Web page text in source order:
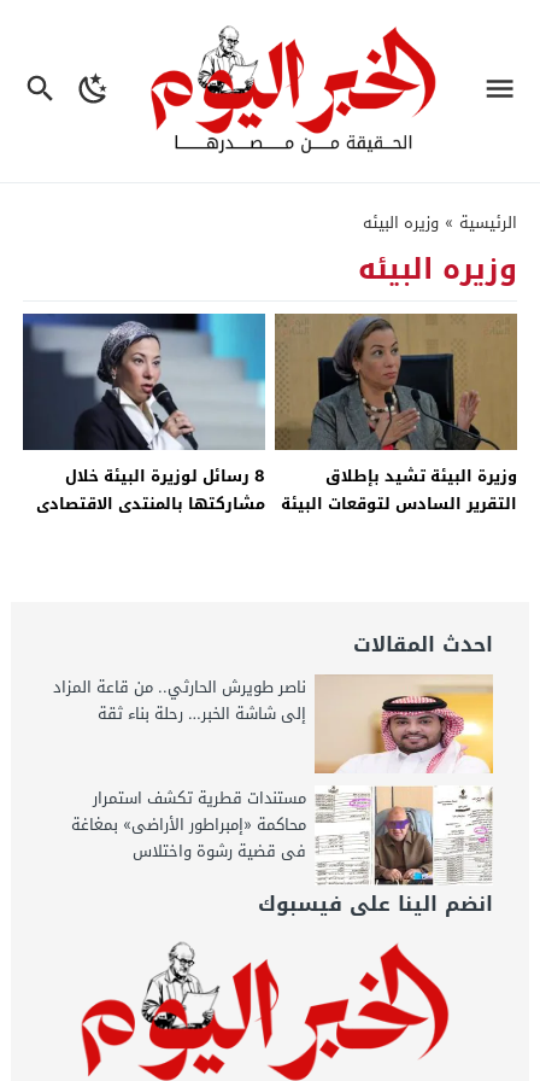
الرئيسية » وزيره البيئه
وزيره البيئه
وزيرة البيئة تشيد بإطلاق
التقرير السادس لتوقعات البيئة
8 رسائل لوزيرة البيئة خلال
مشاركتها بالمنتدى الاقتصادى
احدث المقالات
ناصر طويرش الحارثي.. من قاعة المزاد
إلى شاشة الخبر… رحلة بناء ثقة
مستندات قطرية تكشف استمرار
محاكمة «إمبراطور الأراضى» بمغاغة
فى قضية رشوة واختلاس
انضم الينا على فيسبوك